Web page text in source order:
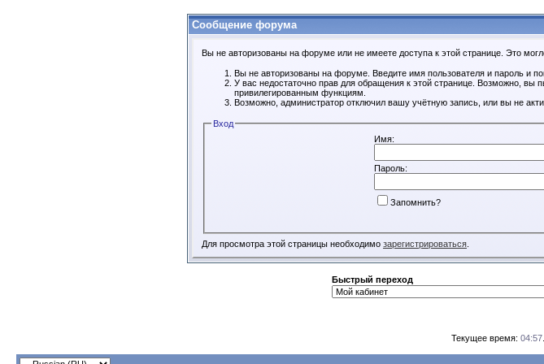
Сообщение форума
Вы не авторизованы на форуме или не имеете доступа к этой странице. Это
Вы не авторизованы на форуме. Введите имя пользователя и пароль и
У вас недостаточно прав для обращения к этой странице. Возможно, вы
привилегированным функциям.
Возможно, администратор отключил вашу учётную запись, или вы не
Вход
Имя:
Пароль:
Запомнить?
Для просмотра этой страницы необходимо зарегистрироваться
Быстрый переход
Текущее время: 04:57